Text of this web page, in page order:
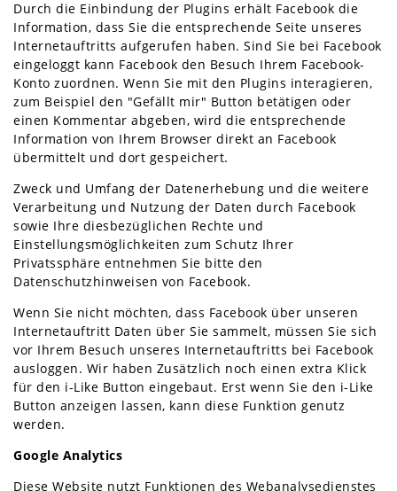
Durch die Einbindung der Plugins erhält Facebook die
Information, dass Sie die entsprechende Seite unseres
Internetauftritts aufgerufen haben. Sind Sie bei Facebook
eingeloggt kann Facebook den Besuch Ihrem Facebook-
Konto zuordnen. Wenn Sie mit den Plugins interagieren,
zum Beispiel den "Gefällt mir" Button betätigen oder
einen Kommentar abgeben, wird die entsprechende
Information von Ihrem Browser direkt an Facebook
übermittelt und dort gespeichert.
Zweck und Umfang der Datenerhebung und die weitere
Verarbeitung und Nutzung der Daten durch Facebook
sowie Ihre diesbezüglichen Rechte und
Einstellungsmöglichkeiten zum Schutz Ihrer
Privatssphäre entnehmen Sie bitte den
Datenschutzhinweisen von Facebook.
Wenn Sie nicht möchten, dass Facebook über unseren
Internetauftritt Daten über Sie sammelt, müssen Sie sich
vor Ihrem Besuch unseres Internetauftritts bei Facebook
ausloggen. Wir haben Zusätzlich noch einen extra Klick
für den i-Like Button eingebaut. Erst wenn Sie den i-Like
Button anzeigen lassen, kann diese Funktion genutz
werden.
Google Analytics
Diese Website nutzt Funktionen des Webanalysedienstes